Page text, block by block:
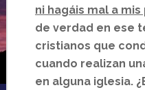
ni hagáis mal a
de verdad en ese
cristianos que
cuando realizan
en alguna iglesia.